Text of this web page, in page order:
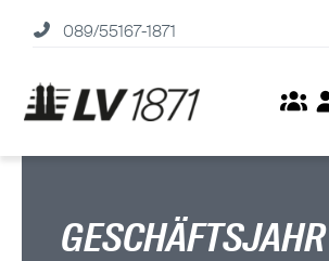
springen
089/55167-1871
Versicherungen